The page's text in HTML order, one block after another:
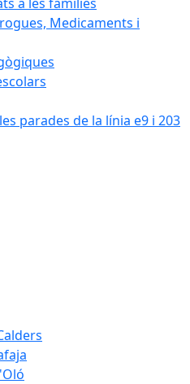
Medicaments i
parades de la línia e9 i 203